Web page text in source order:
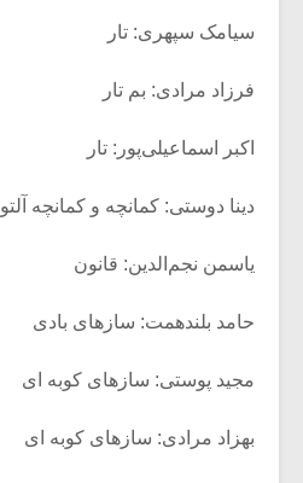
سیامک سپهری: تار
فرزاد مرادی: بم تار
اکبر اسماعیلی‌پور: تار
دینا دوستی: کمانچه و کمانچه آلتو
یاسمن نجم‌‌الدین: قانون
حامد بلندهمت: سازهای بادی
مجید پوستی: سازهای کوبه ای
بهزاد مرادی: سازهای کوبه ای